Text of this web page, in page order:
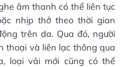
âm thanh có thể liên tục
nhịp thở theo thời gian
trên da. Qua đó, người
thoại và liên lạc thông qua
loại vải mới cũng có thể